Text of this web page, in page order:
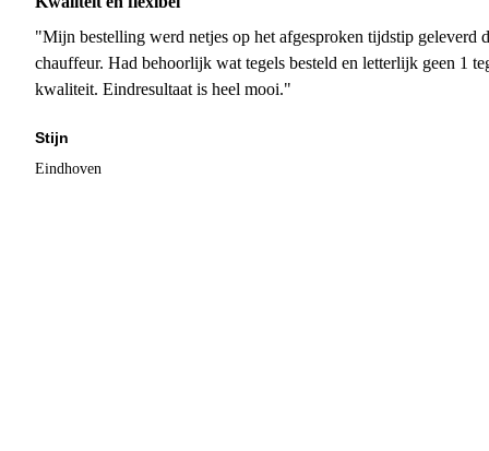
"Mijn bestelling werd netjes op het afgesproken tijdstip geleverd
chauffeur. Had behoorlijk wat tegels besteld en letterlijk geen 1
kwaliteit. Eindresultaat is heel mooi."
Stijn
Eindhoven